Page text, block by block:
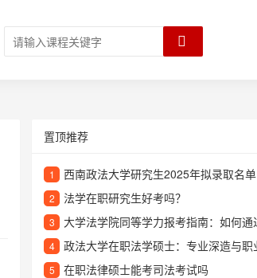
置顶推荐
1 西南政法大学研究生2025年拟录取名单
2 法学在职研究生好考吗？
3 大学法学院同等学力报考指南：如何通过同等学力
4 政法大学在职法学硕士：专业深造与职业发展
5 在职法律硕士能考司法考试吗